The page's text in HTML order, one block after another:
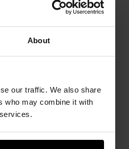
About
our traffic. We also share
who may combine it with